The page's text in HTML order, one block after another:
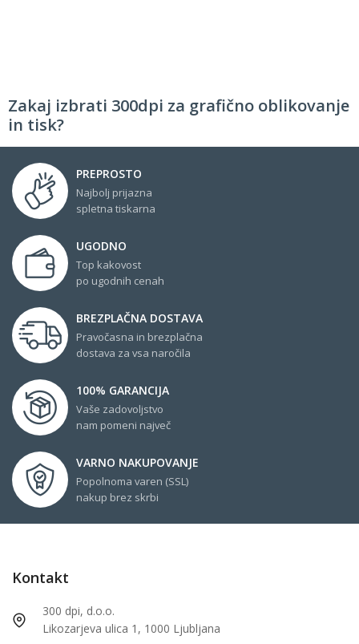
Zakaj izbrati 300dpi za grafično oblikovanje
in tisk?
PREPROSTO
Najbolj prijazna
spletna tiskarna
UGODNO
Top kakovost
po ugodnih cenah
BREZPLAČNA DOSTAVA
Pravočasna in brezplačna
dostava za vsa naročila
100% GARANCIJA
Vaše zadovoljstvo
nam pomeni največ
VARNO NAKUPOVANJE
Popolnoma varen (SSL)
nakup brez skrbi
Kontakt
300 dpi, d.o.o.
Likozarjeva ulica 1, 1000 Ljubljana